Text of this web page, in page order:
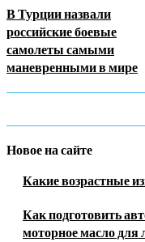
В Турции назвали
российские боевые
самолеты самыми
маневренными в мире
Новое на сайте
Какие возрастные
Как подготовить
моторное масло для